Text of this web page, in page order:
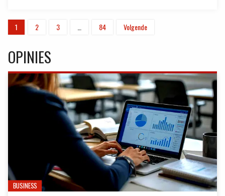
1 2 3 … 84 Volgende
OPINIES
BUSINESS